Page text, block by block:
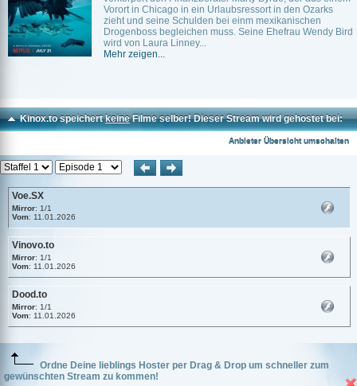
Vorort in Chicago in ein Urlaubsressort in den Ozarks
zieht und seine Schulden bei einm mexikanischen
Drogenboss begleichen muss. Seine Ehefrau Wendy Bird
wird von Laura Linney...
Mehr zeigen...
Kinox.to speichertkeineFilme selber! Dieser Stream wird gehostet bei:
Anbieter Übersicht umschalten
Voe.SX
Mirror: 1/1
Vom: 11.01.2026
Vinovo.to
Mirror: 1/1
Vom: 11.01.2026
Dood.to
Mirror: 1/1
Vom: 11.01.2026
Ordne Deine lieblings Hoster per Drag & Drop um schneller zum
gewünschten Stream zu kommen!